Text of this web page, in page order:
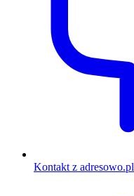
Kontakt z adresowo.pl